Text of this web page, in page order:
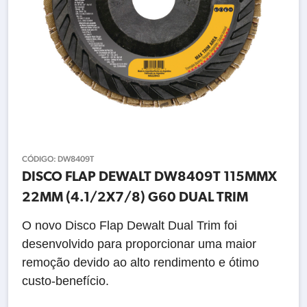
CÓDIGO: DW8409T
DISCO FLAP DEWALT DW8409T 115MMX
22MM (4.1/2X7/8) G60 DUAL TRIM
O novo Disco Flap Dewalt Dual Trim foi
desenvolvido para proporcionar uma maior
remoção devido ao alto rendimento e ótimo
custo-benefício.